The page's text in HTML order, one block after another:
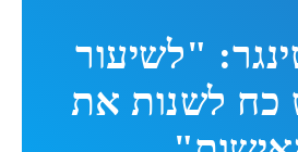
"לשיעור
כח לשנות את